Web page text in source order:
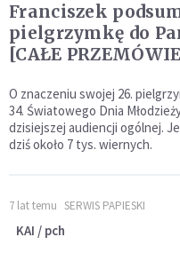
Franciszek
pielgrzymkę do
[CAŁE
O znaczeniu swojej 26.
34. Światowego Dnia
dzisiejszej audiencji ogólnej.
dziś około 7 tys. wiernych.
7 lat temu SERWIS PAPIESKI
KAI / pch